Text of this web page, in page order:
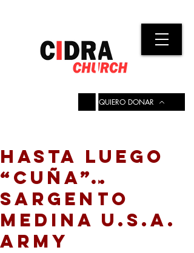
QUIERO DONAR
HASTA LUEGO
“CUÑA”…
SARGENTO
MEDINA U.S.A.
ARMY